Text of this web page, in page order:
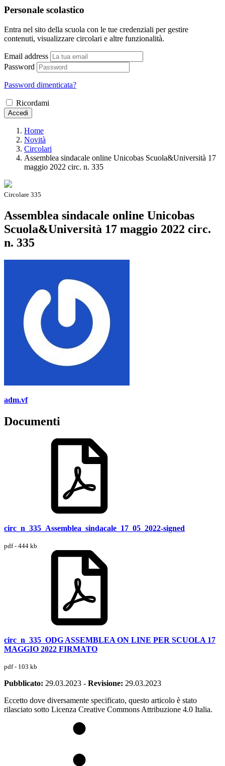
Personale scolastico
Entra nel sito della scuola con le tue credenziali per gestire
contenuti, visualizzare circolari e altre funzionalità.
Email address
Password
Password dimenticata?
Ricordami
Accedi
Home
Novità
Circolari
Assemblea sindacale online Unicobas Scuola&Università 17
maggio 2022 circ. n. 335
Circolare 335
Assemblea sindacale online Unicobas
Scuola&Università 17 maggio 2022 circ.
n. 335
adm.vf
Documenti
circ_n_335_Assemblea_sindacale_17_05_2022-signed
pdf - 444 kb
circ_n_335_ODG ASSEMBLEA ON LINE PER SCUOLA 17
MAGGIO 2022 FIRMATO
pdf - 103 kb
Pubblicato: 29.03.2023 - Revisione: 29.03.2023
Eccetto dove diversamente specificato, questo articolo è stato
rilasciato sotto Licenza Creative Commons Attribuzione 4.0 Italia.